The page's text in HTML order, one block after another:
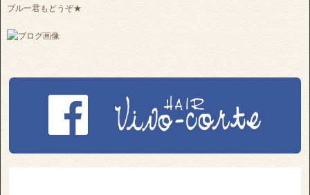
ブルー君もどうぞ★